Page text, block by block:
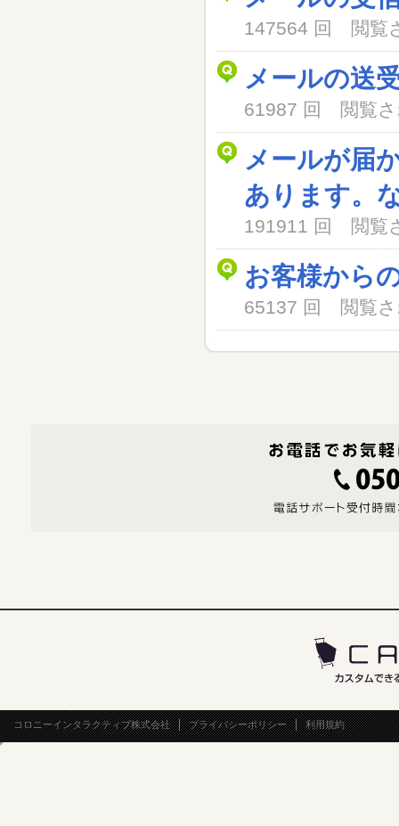
147564 回 閲覧
メールの送
61987 回 閲覧
メールが届
あります。
191911 回 閲覧
お客様から
65137 回 閲覧
コロニーインタラクティブ株式会社 プライバシーポリシー 利用規約